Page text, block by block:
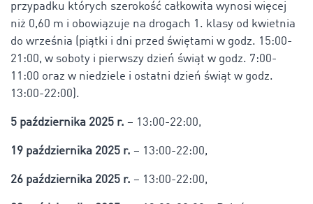
przypadku których szerokość całkowita wynosi więcej
niż 0,60 m i obowiązuje na drogach 1. klasy od kwietnia
do września (piątki i dni przed świętami w godz. 15:00-
21:00, w soboty i pierwszy dzień świąt w godz. 7:00-
11:00 oraz w niedziele i ostatni dzień świąt w godz.
13:00-22:00).
5 października 2025 r. – 13:00-22:00,
19 października 2025 r. – 13:00-22:00,
26 października 2025 r. – 13:00-22:00,